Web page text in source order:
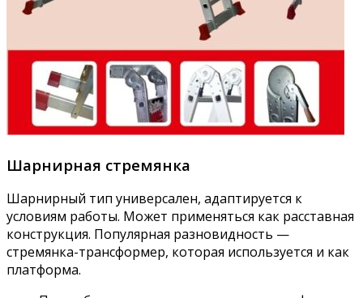
Шарнирная стремянка
Шарнирный тип универсален, адаптируется к
условиям работы. Может применяться как расставная
конструкция. Популярная разновидность —
стремянка-трансформер, которая используется и как
платформа.